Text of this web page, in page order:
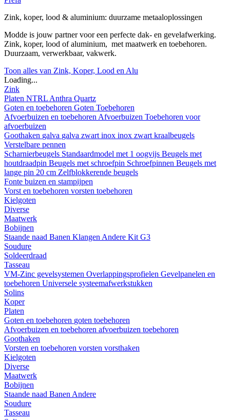
Zink, koper, lood & aluminium: duurzame metaaloplossingen
Modde is jouw partner voor een perfecte dak- en gevelafwerking.
Zink, koper, lood of aluminium, met maatwerk en toebehoren.
Duurzaam, verwerkbaar, vakwerk.
Toon alles van Zink, Koper, Lood en Alu
Loading...
Zink
Platen NTRL Anthra Quartz
Goten en toebehoren Goten Toebehoren
Afvoerbuizen en toebehoren Afvoerbuizen Toebehoren voor
afvoerbuizen
Goothaken galva galva zwart inox inox zwart kraalbeugels
Verstelbare pennen
Scharnierbeugels Standaardmodel met 1 oogvijs Beugels met
houtdraadpin Beugels met schroefpin Schroefpinnen Beugels met
lange pin 20 cm Zelfblokkerende beugels
Fonte buizen en stampijpen
Vorst en toebehoren vorsten toebehoren
Kielgoten
Diverse
Maatwerk
Bobijnen
Staande naad Banen Klangen Andere Kit G3
Soudure
Soldeerdraad
Tasseau
VM-Zinc gevelsystemen Overlappingsprofielen Gevelpanelen en
toebehoren Universele systeemafwerkstukken
Solins
Koper
Platen
Goten en toebehoren goten toebehoren
Afvoerbuizen en toebehoren afvoerbuizen toebehoren
Goothaken
Vorsten en toebehoren vorsten vorsthaken
Kielgoten
Diverse
Maatwerk
Bobijnen
Staande naad Banen Andere
Soudure
Tasseau